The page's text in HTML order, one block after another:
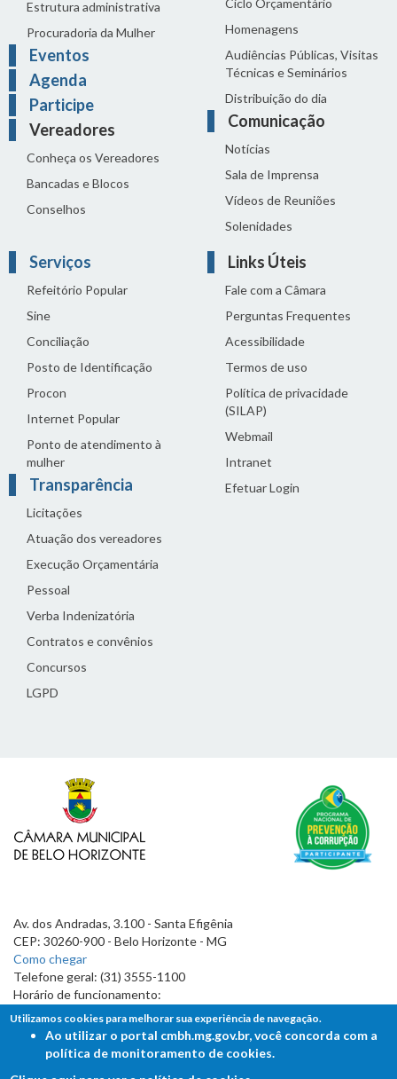
Estrutura administrativa
Procuradoria da Mulher
Eventos
Agenda
Participe
Vereadores
Conheça os Vereadores
Bancadas e Blocos
Conselhos
Homenagens
Audiências Públicas, Visitas
Técnicas e Seminários
Distribuição do dia
Comunicação
Notícias
Sala de Imprensa
Vídeos de Reuniões
Solenidades
Serviços
Refeitório Popular
Sine
Conciliação
Posto de Identificação
Procon
Internet Popular
Ponto de atendimento à
mulher
Transparência
Licitações
Atuação dos vereadores
Execução Orçamentária
Pessoal
Verba Indenizatória
Contratos e convênios
Concursos
LGPD
Links Úteis
Fale com a Câmara
Perguntas Frequentes
Acessibilidade
Termos de uso
Política de privacidade
(SILAP)
Webmail
Intranet
Efetuar Login
Av. dos Andradas, 3.100 - Santa Efigênia
CEP: 30260-900 - Belo Horizonte - MG
Como chegar
Telefone geral: (31) 3555-1100
Horário de funcionamento:
7h às 19h
Utilizamos cookies para melhorar sua experiência de navegação.
Ao utilizar o portal cmbh.mg.gov.br, você concorda com a
política de monitoramento de cookies.